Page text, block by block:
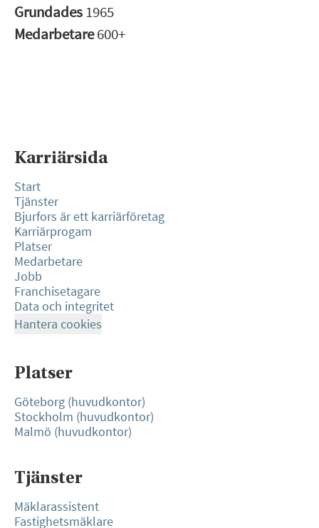
Grundades1965
Medarbetare600+
Karriärsida
Start
Tjänster
Bjurfors är ett karriärföretag
Karriärprogam
Platser
Medarbetare
Jobb
Franchisetagare
Data och integritet
Hantera cookies
Platser
Göteborg (huvudkontor)
Stockholm (huvudkontor)
Malmö (huvudkontor)
Tjänster
Mäklarassistent
Fastighetsmäklare